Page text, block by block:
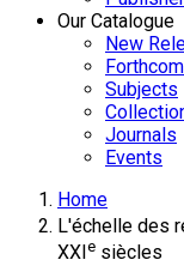
Our Catalogue
New
Subjects
Journals
Events
Home
L'échelle des
XXI e siècles